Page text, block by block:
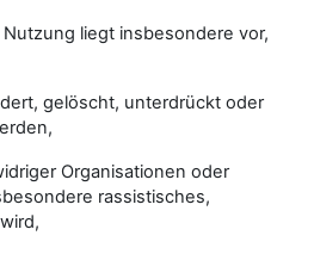
liegt insbesondere vor,
gelöscht, unterdrückt oder
Organisationen oder
rassistisches,